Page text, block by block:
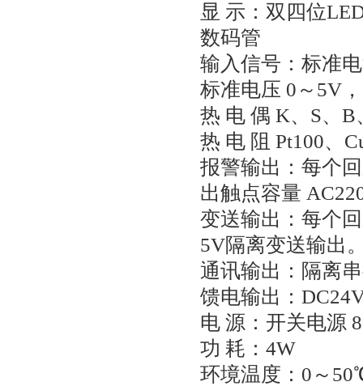
显 示：双四位
数码管
输入信号：标准
标准电压 0～5V
热 电 偶 K、S、B
热 电 阻 Pt100、
报警输出：每个
出触点容量
变送输出：每个
5V隔离变送输出
通讯输出：隔离
馈电输出：
电 源：开关电源
功 耗：4W
环境温度：0～